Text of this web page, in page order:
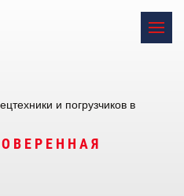
и погрузчиков в